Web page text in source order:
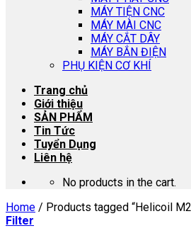
MÁY TIỆN CNC
MÁY MÀI CNC
MÁY CẮT DÂY
MÁY BẮN ĐIỆN
PHỤ KIỆN CƠ KHÍ
Trang chủ
Giới thiệu
SẢN PHẨM
Tin Tức
Tuyển Dụng
Liên hệ
No products in the cart.
Home / Products tagged “Helicoil
Filter